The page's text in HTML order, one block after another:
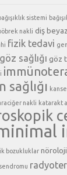
sistemi
nakli diş
fizik tedavi
göz sağlığı göz
sağlığı
nakli katarakt
bozukluklar